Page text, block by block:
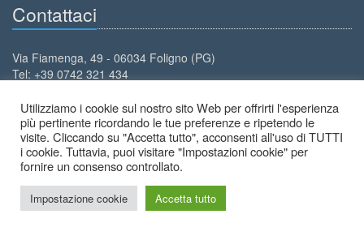
Contattaci
Via Fiamenga, 49 - 06034 Foligno (PG)
Tel: +39 0742 321 434
Email:info@decorcolori.com
2026 © Decor Colori - All Rights Reserved.
Utilizziamo i cookie sul nostro sito Web per offrirti l'esperienza
più pertinente ricordando le tue preferenze e ripetendo le
visite. Cliccando su "Accetta tutto", acconsenti all'uso di TUTTI
i cookie. Tuttavia, puoi visitare "Impostazioni cookie" per
fornire un consenso controllato.
Impostazione cookie Accetta tutto